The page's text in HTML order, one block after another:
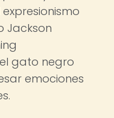
Jackson
gato negro
emociones